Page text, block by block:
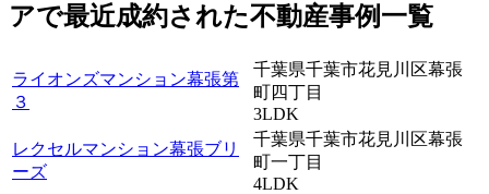
アで最近成約された不動産事例一覧
ライオンズマンション幕張第
３
千葉県千葉市花見川区幕張
町四丁目
3LDK
レクセルマンション幕張ブリ
ーズ
千葉県千葉市花見川区幕張
町一丁目
4LDK